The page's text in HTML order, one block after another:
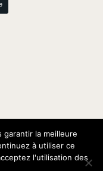
la meilleure
à utiliser ce
l'utilisation des